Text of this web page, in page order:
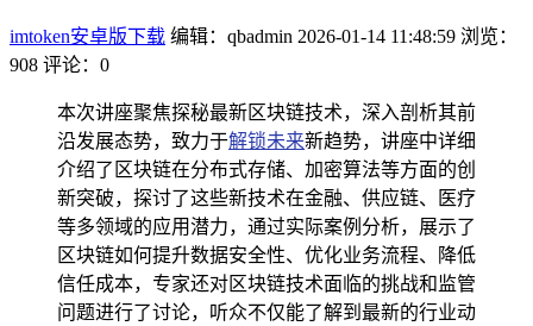
imtoken安卓版下载 编辑：qbadmin 2026-01-14 11:48:59 浏览：
908 评论：0
本次讲座聚焦探秘最新区块链技术，深入剖析其前
沿发展态势，致力于解锁未来新趋势，讲座中详细
介绍了区块链在分布式存储、加密算法等方面的创
新突破，探讨了这些新技术在金融、供应链、医疗
等多领域的应用潜力，通过实际案例分析，展示了
区块链如何提升数据安全性、优化业务流程、降低
信任成本，专家还对区块链技术面临的挑战和监管
问题进行了讨论，听众不仅能了解到最新的行业动